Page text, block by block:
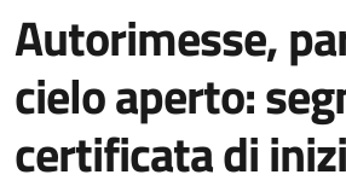
Autorimesse,
cielo aperto:
certificata di